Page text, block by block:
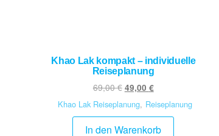
Khao Lak kompakt – individuelle
Reiseplanung
69,00€ 49,00 €
Khao Lak Reiseplanung, Reiseplanung
In den Warenkorb